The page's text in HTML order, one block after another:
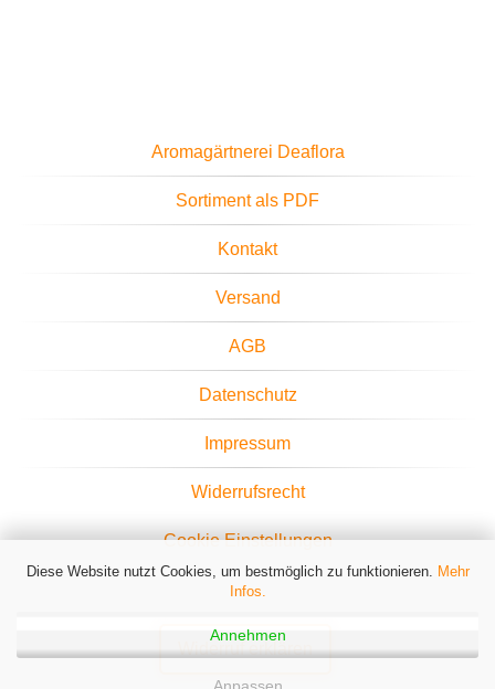
Diese Website nutzt Cookies, um bestmöglich zu funktionieren. Mehr
Infos.
Annehmen
Aromagärtnerei Deaflora
Sortiment als PDF
Kontakt
Versand
AGB
Datenschutz
Impressum
Widerrufsrecht
Cookie Einstellungen
Widerruf erklären